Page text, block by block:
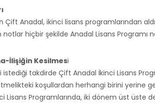
Çift Anadal, ikinci lisans programlarından
notlar hiçbir şekilde Anadal Lisans Programı
İlişiğin Kesilmesi
istediği takdirde Çift Anadal İkinci Lisans
koşullardan herhangi birini yerine
Lisans Programlarında, iki dönem üst